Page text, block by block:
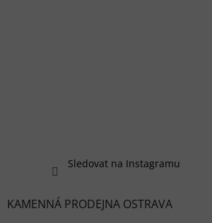
Sledovat na Instagramu
KAMENNÁ PRODEJNA OSTRAVA